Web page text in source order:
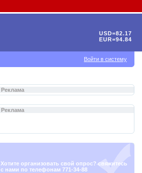
Реклама
Реклама
Хотите организовать свой опрос? свяжитесь
с нами по телефонам 771-34-88
USD=82.17
EUR=94.84
Войти в систему